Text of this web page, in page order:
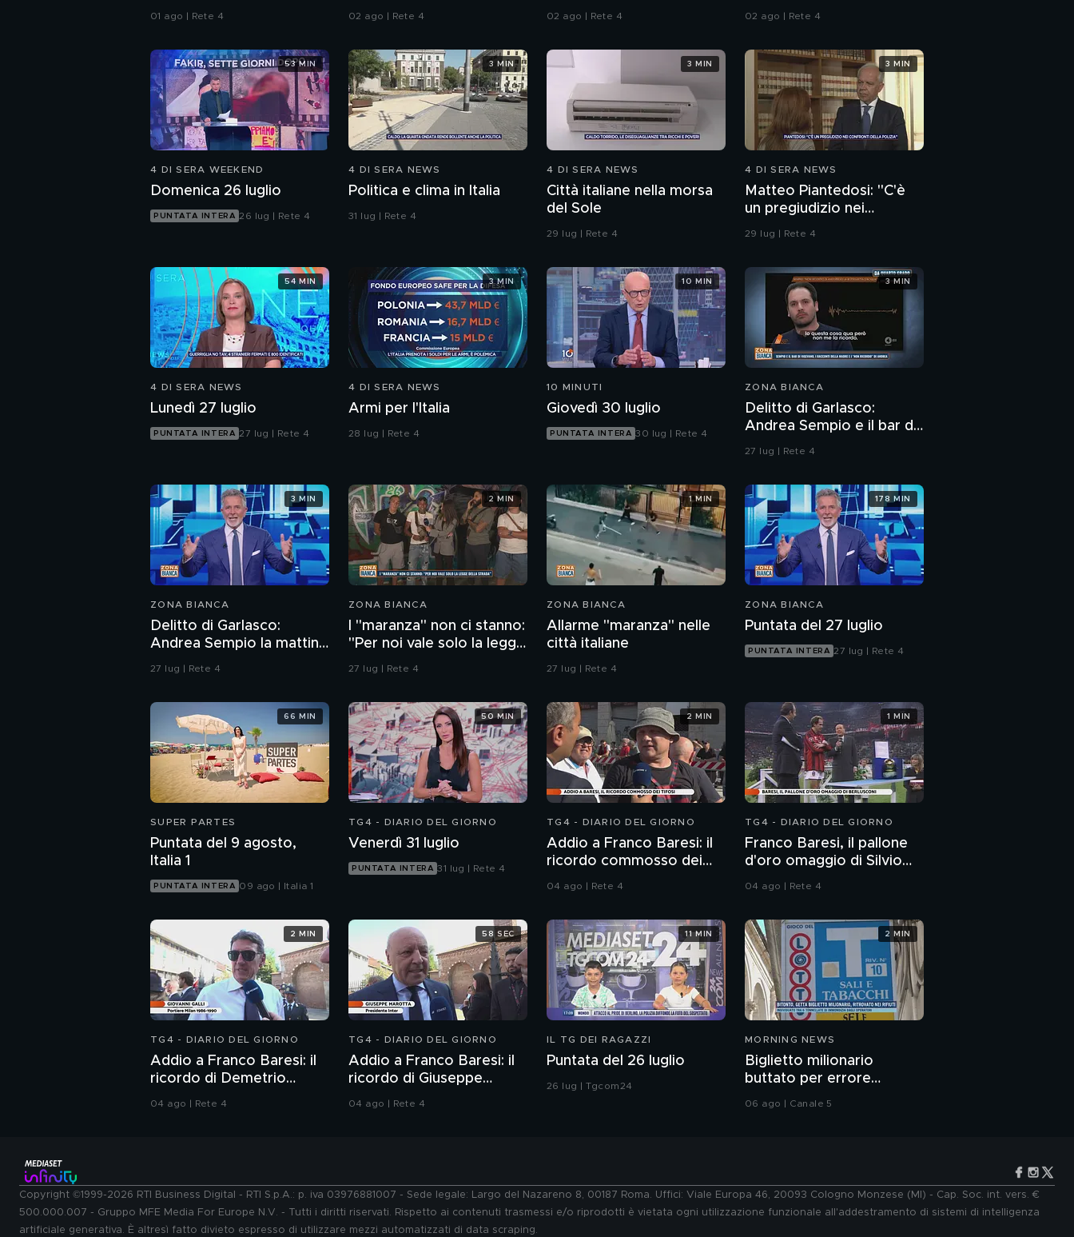
da Ceuta
01 ago | Rete 4
dello psichiatra Leonardo
02 ago | Rete 4 02 ago | Rete 4
alle armi"
02 ago | Rete 4
4 DI SERA WEEKEND
Domenica 26 luglio
PUNTATA INTERA 26 lug | Rete 4
53 MIN
4 DI SERA NEWS
Politica e clima in Italia
31 lug | Rete 4
3 MIN
4 DI SERA NEWS
Città italiane nella morsa
del Sole
29 lug | Rete 4
3 MIN
4 DI SERA NEWS
Matteo Piantedosi: "C'è
un pregiudizio nei
confronti della polizia"
29 lug | Rete 4
3 MIN
4 DI SERA NEWS
Lunedì 27 luglio
PUNTATA INTERA 27 lug | Rete 4
54 MIN
4 DI SERA NEWS
Armi per l'Italia
28 lug | Rete 4
3 MIN
10 MINUTI
Giovedì 30 luglio
PUNTATA INTERA 30 lug | Rete 4
10 MIN
ZONA BIANCA
Delitto di Garlasco:
Andrea Sempio e il bar di
Vigevano e i racconti
27 lug | Rete 4
3 MIN
ZONA BIANCA
Delitto di Garlasco:
Andrea Sempio la mattina
del delitto è stato in un
27 lug | Rete 4
3 MIN
ZONA BIANCA
I "maranza" non ci stanno:
"Per noi vale solo la legge
della strada"
27 lug | Rete 4
2 MIN
ZONA BIANCA
Allarme "maranza" nelle
città italiane
27 lug | Rete 4
1 MIN
ZONA BIANCA
Puntata del 27 luglio
PUNTATA INTERA 27 lug | Rete 4
178 MIN
SUPER PARTES
Puntata del 9 agosto,
Italia 1
PUNTATA INTERA 09 ago | Italia 1
66 MIN
TG4 - DIARIO DEL GIORNO
Venerdì 31 luglio
PUNTATA INTERA 31 lug | Rete 4
50 MIN
TG4 - DIARIO DEL GIORNO
Addio a Franco Baresi: il
ricordo commosso dei
04 ago | Rete 4
2 MIN
TG4 - DIARIO DEL GIORNO
Franco Baresi, il pallone
d'oro omaggio di Silvio
Berlusconi
04 ago | Rete 4
1 MIN
TG4 - DIARIO DEL GIORNO
Addio a Franco Baresi: il
ricordo di Demetrio
Albertini, Clarence
04 ago | Rete 4
2 MIN
TG4 - DIARIO DEL GIORNO
Addio a Franco Baresi: il
ricordo di Giuseppe
Marotta, Presidente
04 ago | Rete 4
58 SEC
IL TG DEI RAGAZZI
Puntata del 26 luglio
26 lug | Tgcom24
11 MIN
MORNING NEWS
Biglietto milionario
buttato per errore
nell'immondizia
06 ago | Canale 5
2 MIN
Copyright ©1999-2026 RTI Business Digital - RTI S.p.A.: p. iva 03976881007 - Sede legale: Largo del Nazareno 8, 00187 Roma. Uffici: Viale Europa 46, 20093 Cologno Monzese (MI) - Cap. Soc. int. vers. €
500.000.007 - Gruppo MFE Media For Europe N.V. - Tutti i diritti riservati. Rispetto ai contenuti trasmessi e/o riprodotti è vietata ogni utilizzazione funzionale all'addestramento di sistemi di intelligenza
artificiale generativa. È altresì fatto divieto espresso di utilizzare mezzi automatizzati di data scraping.